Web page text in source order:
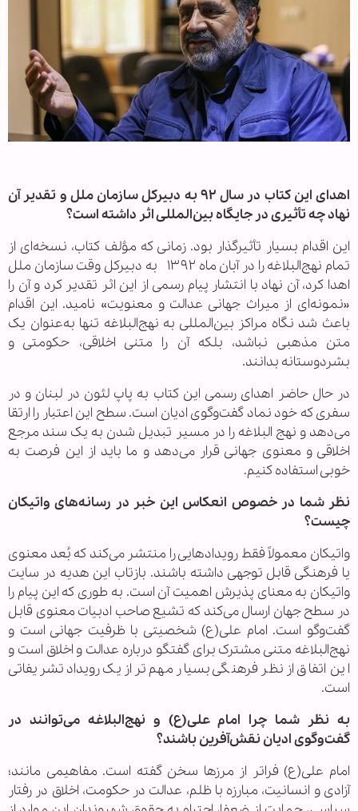
اهدای این کتاب در سال ۹۲ به دبیرکل سازمان ملل و تقدیر آن
نهاد چه تأثیری در جایگاه بین‌المللی اثر داشته است؟
این اقدام بسیار تأثیرگذار بود. زمانی که مؤلف کتاب، نسخه‌ای از
تمام نهج‌البلاغه را در آبان ماه ۱۳۹۲ به دبیرکل وقت سازمان ملل
اهدا کرد، آن نهاد با انتشار پیام رسمی از این اثر تقدیر کرد و آن را
«نمونه‌ای از میراث جهانی عدالت و معنویت» نامید. این اقدام
باعث شد نگاه مراکز بین‌المللی به نهج‌البلاغه تنها به‌عنوان یک
متن مذهبی نباشد، بلکه آن را متنی اخلاقی، حکومتی و
بشردوستانه بدانند.
در حال حاضر اهدای رسمی این کتاب به پاپ لئون در لبنان و در
سفری که خود نماد گفت‌وگوی ادیان است. سطح این اعتبار را ارتقا
می‌دهد و نهج البلاغه را در مسیر تبدیل شدن به یک سند مرجع
اخلاقی و معنوی جهانی قرار می‌دهد و ما باید از این فرصت به
خوبی استفاده کنیم.
نظر شما در خصوص انعکاس این خبر در رسانه‌های واتیکان
چیست؟
واتیکان معمولاً فقط رویدادهایی را منتشر می‌کند که بُعد معنوی
یا فرهنگی قابل توجهی داشته باشند. بازتاب این هدیه در سایت
واتیکان به معنای پذیرش اهمیت آن است. به طوری که این پیام را
در سطح جهان ارسال می‌کند که تشیع صاحب ادبیات معنوی قابل
گفت‌وگو است. امام علی(ع) شخصیتی با ظرفیت جهانی است و
نهج‌البلاغه متنی مشترک برای گفتگو درباره عدالت و اخلاق است و
این اتفاق از نظر فرهنگی بسیار مهم‌تر از یک رویداد تشریفاتی
است.
به نظر شما چرا امام علی(ع) و نهج‌البلاغه می‌توانند در
گفت‌وگوی ادیان نقش‌آفرین باشند؟
امام علی(ع) فراتر از مرزها سخن گفته است. مفاهیمی مانند؛
آزادی و انسانیت، مبارزه با ظلم، عدالت در حکومت، اخلاق در رفتار